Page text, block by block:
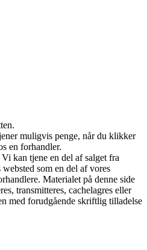
muligvis penge, når du klikker
en forhandler.
kan tjene en del af salget fra
som en del af vores
Materialet på denne side
transmitteres, cachelagres eller
med forudgående skriftlig tilladelse